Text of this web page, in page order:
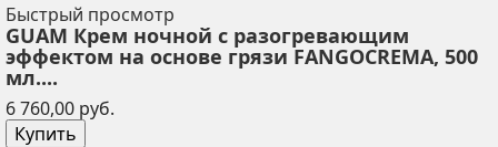
Быстрый просмотр
GUAM Крем ночной с разогревающим
эффектом на основе грязи FANGOCREMA, 500
мл....
6 760,00 руб.
Купить